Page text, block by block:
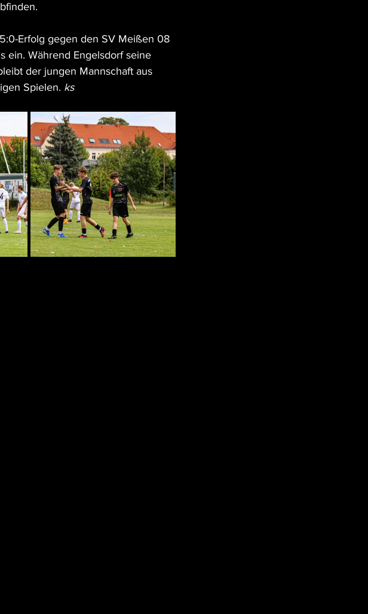
Erfolg gegen den SV Meißen 08
ein. Während Engelsdorf seine
der jungen Mannschaft aus
Spielen. ks